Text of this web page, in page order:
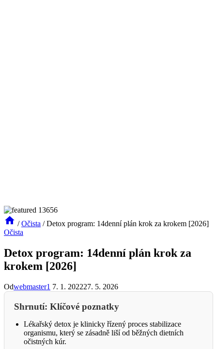
/ Očista / Detox program: 14denní plán krok za krokem [2026]
Očista
Detox program: 14denní plán krok za
krokem [2026]
Odwebmaster1 7. 1. 202227. 5. 2026
Shrnutí: Klíčové poznatky
Lékařský detox je klinicky řízený proces stabilizace
organismu, který se zásadně liší od běžných dietních
očistných kúr.